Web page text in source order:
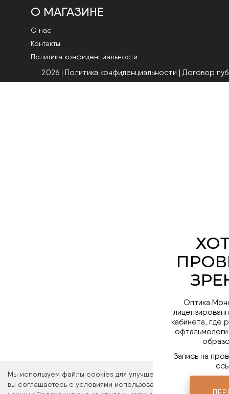
Мы используем файлы cookies для улучшения работы сайта.
вы соглашаетесь с условиями использования файлов cookies.
О МАГАЗИНЕ
О нас
Контакты
Политика конфиденциальности
2026 | Политика конфиденциальности | Договор
Оптика
кабинета, где
Запись на